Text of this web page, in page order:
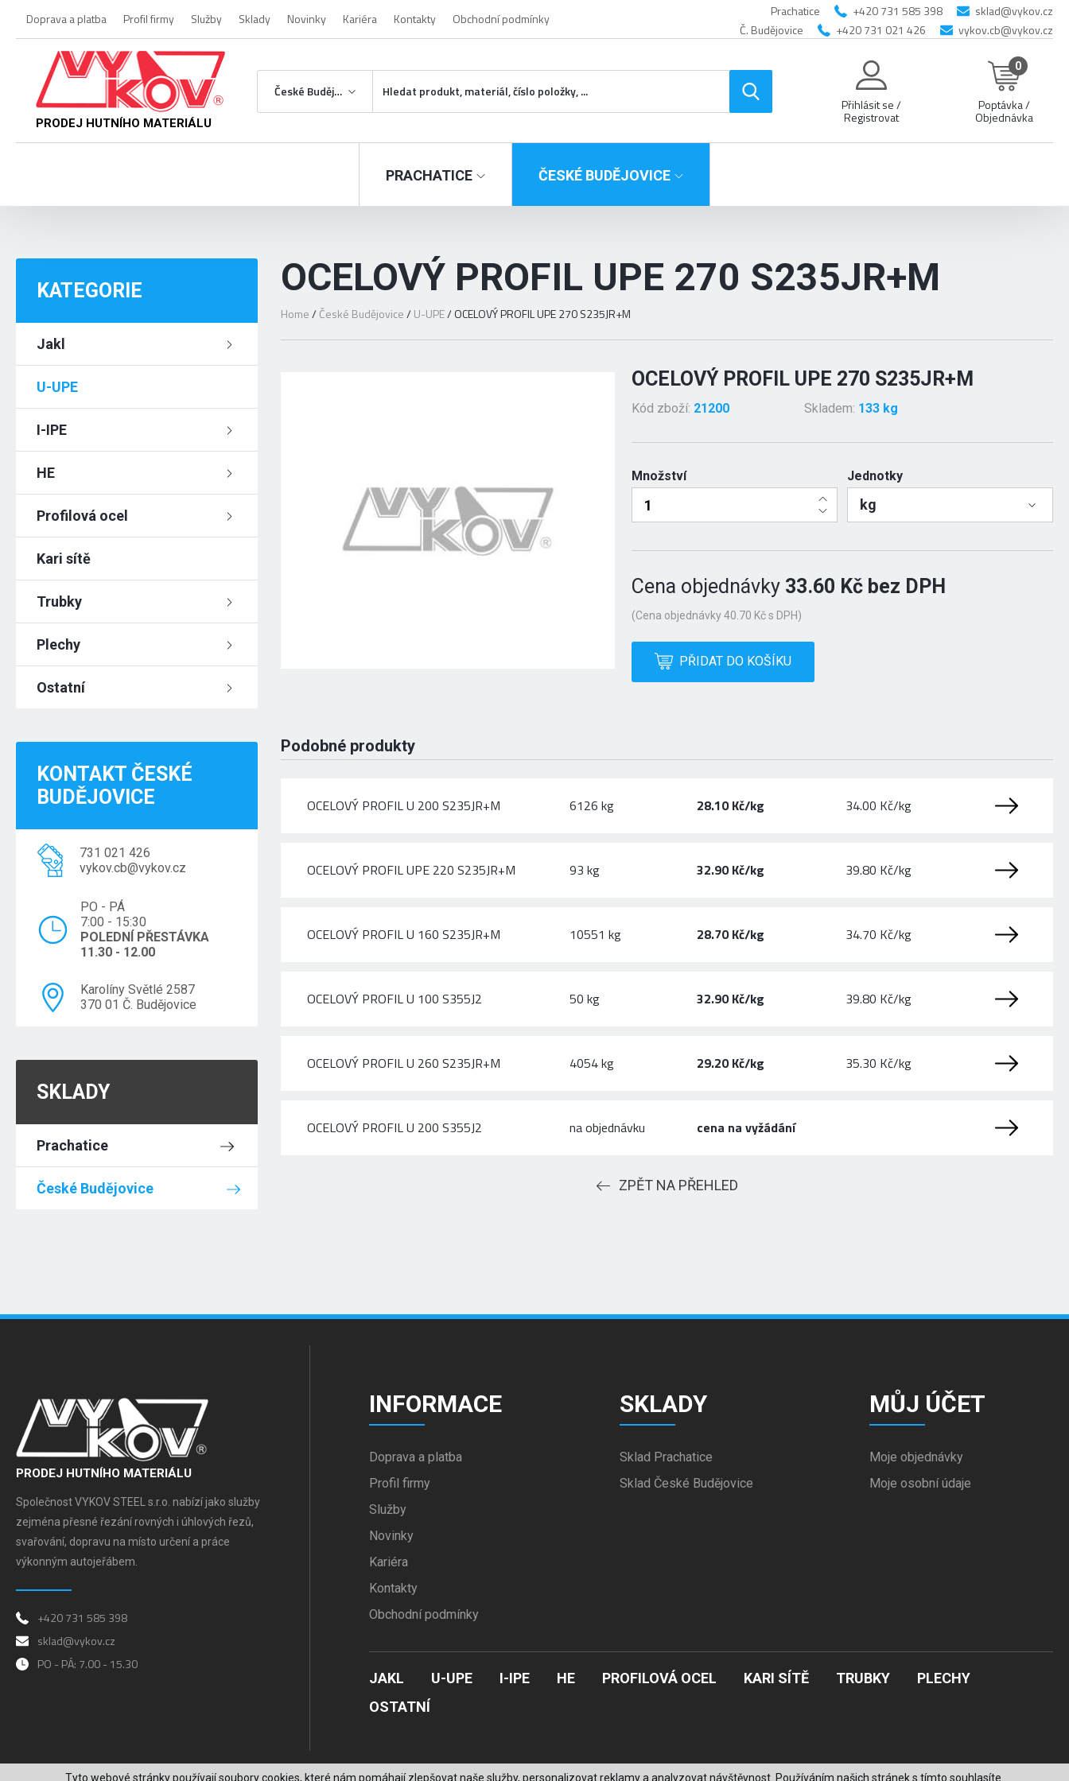
Tyto webové stránky používají soubory cookies, které nám pomáhají zlepšovat naše služby, personalizovat reklamy a analyzovat návštěvnost. Používáním našich stránek s tímto souhlasíte.
Doprava a platba Profil firmy Služby Sklady Novinky Kariéra Kontakty Obchodní podmínky Prachatice +420 731 585 398
sklad@vykov.cz
Č. Budějovice
+420 731 021 426 vykov.cb@vykov.cz
PRODEJ HUTNÍHO MATERIÁLU
České Budějovice
Přihlásit se /
Registrovat
0
Poptávka /
Objednávka
PRACHATICE ČESKÉ BUDĚJOVICE
KATEGORIE
Jakl
U-UPE
I-IPE
HE
Profilová ocel
Kari sítě
Trubky
Plechy
Ostatní
KONTAKT ČESKÉ
BUDĚJOVICE
731 021 426
vykov.cb@vykov.cz
PO - PÁ
7:00 - 15:30
POLEDNÍ PŘESTÁVKA
11.30 - 12.00
Karolíny Světlé 2587
370 01 Č. Budějovice
SKLADY
Prachatice
České Budějovice
OCELOVÝ PROFIL UPE 270 S235JR+M
Home/ České Budějovice/ U-UPE/ OCELOVÝ PROFIL UPE 270 S235JR+M
OCELOVÝ PROFIL UPE 270 S235JR+M
Kód zboží: 21200 Skladem: 133 kg
Množství Jednotky
kg
Cena objednávky 33.60 Kč bez DPH
(Cena objednávky 40.70 Kč s DPH)
PŘIDAT DO KOŠÍKU
Podobné produkty
OCELOVÝ PROFIL U 200 S235JR+M 6126 kg 28.10 Kč/kg 34.00 Kč/kg
OCELOVÝ PROFIL UPE 220 S235JR+M 93 kg 32.90 Kč/kg 39.80 Kč/kg
OCELOVÝ PROFIL U 160 S235JR+M 10551 kg 28.70 Kč/kg 34.70 Kč/kg
OCELOVÝ PROFIL U 100 S355J2 50 kg 32.90 Kč/kg 39.80 Kč/kg
OCELOVÝ PROFIL U 260 S235JR+M 4054 kg 29.20 Kč/kg 35.30 Kč/kg
OCELOVÝ PROFIL U 200 S355J2 na objednávku cena na vyžádání
ZPĚT NA PŘEHLED
PRODEJ HUTNÍHO MATERIÁLU
Společnost VYKOV STEEL s.r.o. nabízí jako služby
zejména přesné řezání rovných i úhlových řezů,
svařování, dopravu na místo určení a práce
výkonným autojeřábem.
+420 731 585 398
sklad@vykov.cz
PO - PÁ: 7.00 - 15.30
INFORMACE
Doprava a platba
Profil firmy
Služby
Novinky
Kariéra
Kontakty
Obchodní podmínky
SKLADY
Sklad Prachatice
Sklad České Budějovice
MŮJ ÚČET
Moje objednávky
Moje osobní údaje
JAKL U-UPE I-IPE HE PROFILOVÁ OCEL KARI SÍTĚ TRUBKY
PLECHY
OSTATNÍ